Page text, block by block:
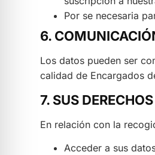
Por se necesaria
6.
Los datos pueden ser
calidad de Encargados
7. SUS DERECHOS
En relación con la
Acceder a sus